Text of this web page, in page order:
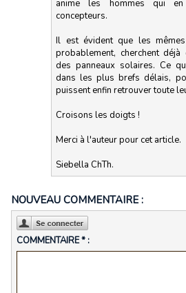
anime les hommes qui
concepteurs.
Il est évident que les
probablement, cherchent
des panneaux solaires. Ce
dans les plus brefs délais,
puissent enfin retrouver toute
Croisons les doigts !
Merci à l'auteur pour cet article.
Siebella ChTh.
NOUVEAU COMMENTAIRE :
COMMENTAIRE * :